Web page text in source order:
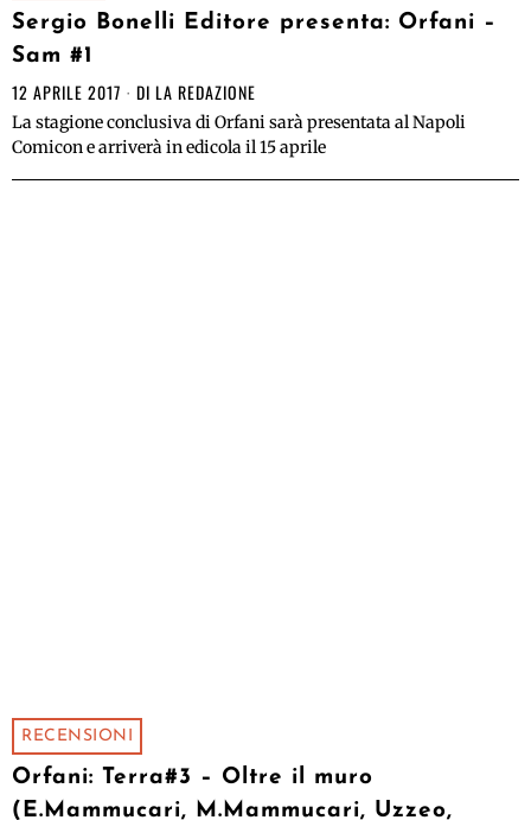
Sergio Bonelli Editore presenta: Orfani –
Sam #1
12 APRILE 2017 DI LA REDAZIONE
La stagione conclusiva di Orfani sarà presentata al Napoli
Comicon e arriverà in edicola il 15 aprile
RECENSIONI
Orfani: Terra#3 – Oltre il muro
(E.Mammucari, M.Mammucari, Uzzeo,